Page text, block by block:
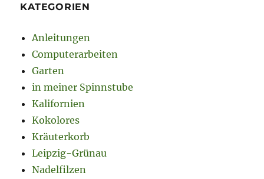
KATEGORIEN
Anleitungen
Computerarbeiten
Garten
in meiner Spinnstube
Kalifornien
Kokolores
Kräuterkorb
Leipzig-Grünau
Nadelfilzen